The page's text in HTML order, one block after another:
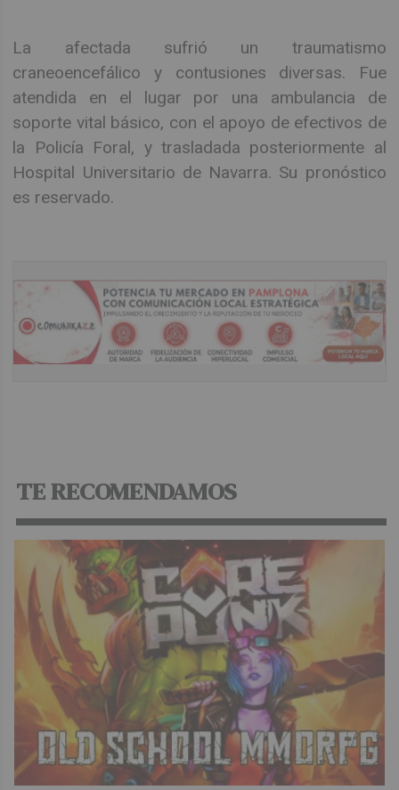
La afectada sufrió un traumatismo
craneoencefálico y contusiones diversas. Fue
atendida en el lugar por una ambulancia de
soporte vital básico, con el apoyo de efectivos de
la Policía Foral, y trasladada posteriormente al
Hospital Universitario de Navarra. Su pronóstico
es reservado.
TE RECOMENDAMOS